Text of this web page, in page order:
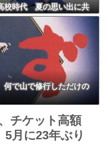
校時代 夏の思い出に共
撃「ええ？」「それはか
」
何で山で修行しただけの
チケット高額
月に23年ぶり